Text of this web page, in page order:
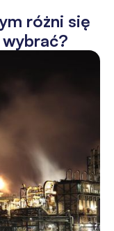
różni się